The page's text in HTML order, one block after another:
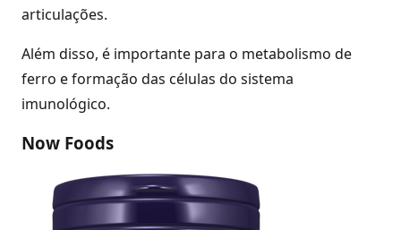
articulações.
Além disso, é importante para o metabolismo de
ferro e formação das células do sistema
imunológico.
Now Foods